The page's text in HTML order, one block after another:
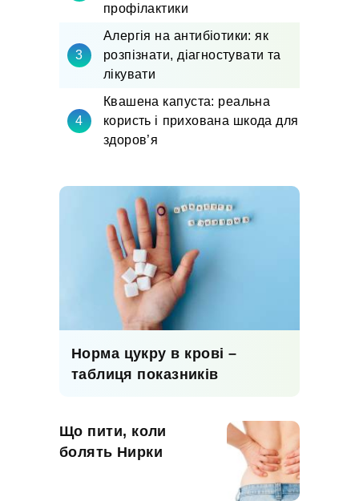
профілактики
Алергія на антибіотики: як
розпізнати, діагностувати та
лікувати
Квашена капуста: реальна
користь і прихована шкода для
здоров’я
Норма цукру в крові –
таблиця показників
Що пити, коли
болять Нирки